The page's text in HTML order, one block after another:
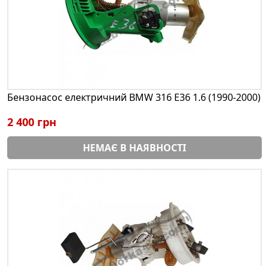
Бензонасос електричний BMW 316 E36 1.6 (1990-2000)
2 400 грн
НЕМАЄ В НАЯВНОСТІ